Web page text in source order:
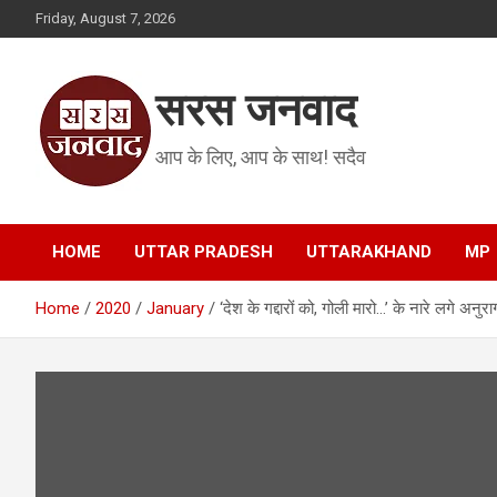
to
Friday, August 7, 2026
सरस जनवाद
आप के लिए, आप के साथ! सदैव
HOME UTTAR PRADESH UTTARAKHAND MP
Home 2020 January ‘देश के गद्दारों को, गोली मारो…’ के नारे लगे